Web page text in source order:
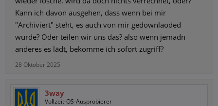
Kann ich davon ausgehen, dass wenn bei mir
"Archiviert" steht, es auch von mir gedownlaoded
wurde? Oder teilen wir uns das? also wenn jemadn
anderes es lädt, bekomme ich sofort zugriff?
28 Oktober 2025
3way
Vollzeit-OS-Ausprobierer